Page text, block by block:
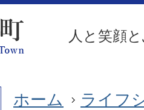
人と笑顔
ホーム
ライフ